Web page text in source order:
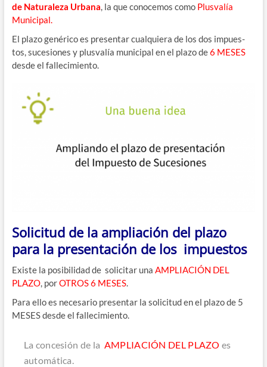
de Natu­ra­le­za Urba­na, la que cono­ce­mos como Plus­va­lía
Municipal.
El pla­zo gené­ri­co es pre­sen­tar cual­quie­ra de los dos impues­
tos, suce­sio­nes y plus­va­lía muni­ci­pal en el pla­zo de6 MESES
des­de el fallecimiento.
Solicitud de la ampliación del plazo
para la presentación de los impuestos
Exis­te la posi­bi­li­dad de soli­ci­tar una AMPLIACIÓN DEL
PLAZO, porOTROS 6 MESES.
Para ello es nece­sa­rio pre­sen­tar la soli­ci­tud en el pla­zo de 5
MESES des­de el fallecimiento.
La con­ce­sión de la AMPLIACIÓN DEL PLAZO es
automática.